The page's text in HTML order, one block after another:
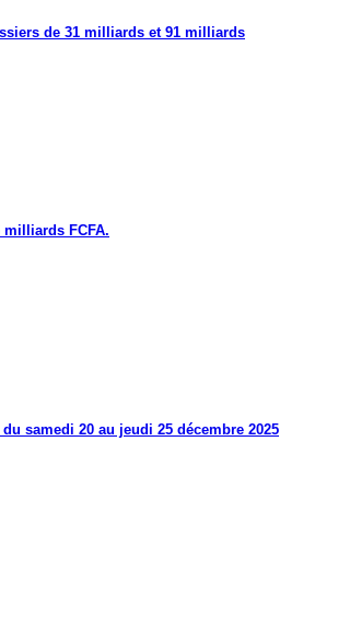
de 31 milliards et 91 milliards
milliards FCFA.
samedi 20 au jeudi 25 décembre 2025